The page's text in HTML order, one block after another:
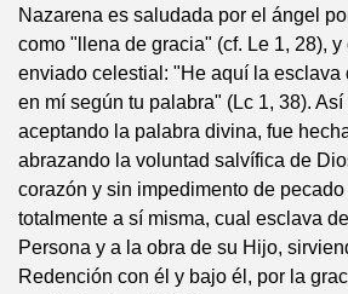
Nazarena es saludada por el ángel
como "llena de gracia" (cf. Le 1, 28), y
enviado celestial: "He aquí la esclava
en mí según tu palabra" (Lc 1, 38).
aceptando la palabra divina, fue
abrazando la voluntad salvífica de
corazón y sin impedimento de
totalmente a sí misma, cual esclava
Persona y a la obra de su Hijo,
Redención con él y bajo él, por la